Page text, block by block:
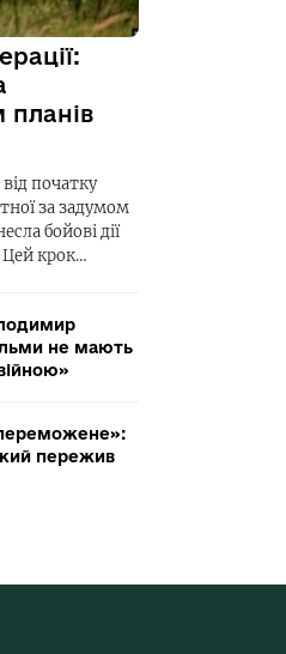
планів
початку
за задумом
бойові дії
Цей крок…
не мають
пережив